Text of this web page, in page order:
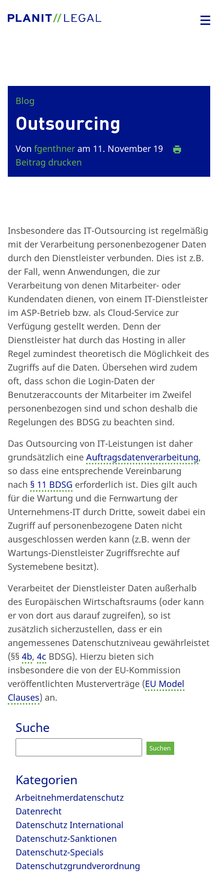
Blog
Outsourcing
Von fgenthner am 11. November 19
Beitrag drucken
Insbesondere das IT-Outsourcing ist regelmäßig
mit der Verarbeitung personenbezogener Daten
durch den Dienstleister verbunden. Dies ist z.B.
der Fall, wenn Anwendungen, die zur
Verarbeitung von denen Mitarbeiter- oder
Kundendaten dienen, von einem IT-Dienstleister
im ASP-Betrieb bzw. als Cloud-Service zur
Verfügung gestellt werden. Denn der
Dienstleister hat durch das Hosting in aller
Regel zumindest theoretisch die Möglichkeit des
Zugriffs auf die Daten. Übersehen wird zudem
oft, dass schon die Login-Daten der
Benutzeraccounts der Mitarbeiter im Zweifel
personenbezogen sind und schon deshalb die
Regelungen des BDSG zu beachten sind.
Das Outsourcing von IT-Leistungen ist daher
grundsätzlich eine Auftragsdatenverarbeitung,
so dass eine entsprechende Vereinbarung
nach § 11 BDSG erforderlich ist. Dies gilt auch
für die Wartung und die Fernwartung der
Unternehmens-IT durch Dritte, soweit dabei ein
Zugriff auf personenbezogene Daten nicht
ausgeschlossen werden kann (z.B. wenn der
Wartungs-Dienstleister Zugriffsrechte auf
Systemebene besitzt).
Verarbeitet der Dienstleister Daten außerhalb
des Europäischen Wirtschaftsraums (oder kann
er von dort aus darauf zugreifen), so ist
zusätzlich sicherzustellen, dass er ein
angemessenes Datenschutzniveau gewährleistet
(§§ 4b, 4c BDSG). Hierzu bieten sich
insbesondere die von der EU-Kommission
veröffentlichten Musterverträge (EU Model
Clauses) an.
Suche
nach:
Kategorien
Arbeitnehmerdatenschutz
Datenrecht
Datenschutz International
Datenschutz-Sanktionen
Datenschutz-Specials
Datenschutzgrundverordnung